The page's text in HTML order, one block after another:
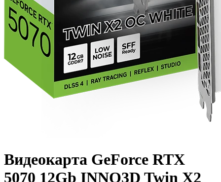
Видеокарта GeForce RTX
5070 12Gb INNO3D Twin X2